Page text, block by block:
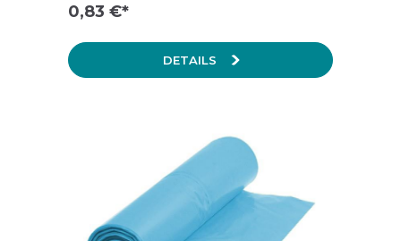
0,83 €*
DETAILS